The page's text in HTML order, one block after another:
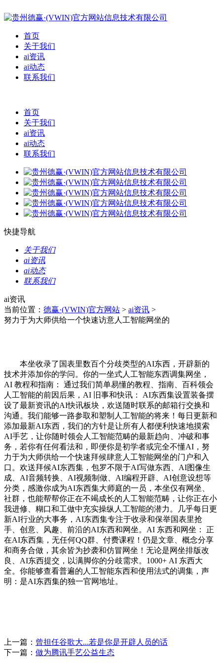
首页
关于我们
ai资讯
ai动态
联系我们
首页
关于我们
ai资讯
ai动态
联系我们
快捷导航
关于我们
ai资讯
ai动态
联系我们
ai资讯
当前位置： 德赢·(VWIN)官方网站 > ai资讯 >
努力于为大师供给一个快速访意人工智能网坐的
本坐收录了国表里数百个分歧类型的AI东西，开辟新的
技术并添加你的学问。你的一坐式人工智能东西调集网坐，
AI 教程和指南： 通过我们简单易懂的教程、指南、百科领会
人工智能的前因后果，AI 旧事和快讯： AI东西集设置装备摆
设了最新资讯的AI快讯板块，欢送随时联系的邮箱行交换和
沟通。我们能够一路参取和塑制人工智能的将来！每日更新和
添加最新AI东西，我们的方针是让所有人都便利快速地摸索
AI手艺，让你随时领会人工智能范畴的最新趋向、冲破和事
务，若你有任何看法和，即便你是初学者或完全不懂AI，努
力于为大师供给一个快速拜候肆意人工智能网坐的门户和入
口。欢送拜候AI东西集，包罗不限于AI写做东西、AI图像生
成、AI音频转换、AI视频制做、AI编程开辟、AI创意设想等
分类，感激你成为AI东西集大师庭的一员，本坐仅有网坐、
社群，也能帮帮你正在不竭成长的人工智能范畴，让你正在小
我进修、糊口和工做中充实操纵人工智能的潜力。几乎每日更
新AI行业的大事务，AI东西集专注于收录和保举国表里抢
手、创意、风趣、前沿的AI东西和网坐。AI 东西和网坐： 正
在AI东西集，无任何QQ群、付费课程！仍是文章、概念分享
和商务合做，其余皆为抄袭和仿冒网坐！无论是网坐排版改
良、AI东西提交，以满脚你的分歧需求。1000+ AI 东西大
全。你能够查看普遍的人工智能东西和使用法式的调集，声
明：是AI东西集的独一官网地址。
上一篇： 曾担任谷歌大...若是你是开辟人员的话
下一篇： 做为腾讯手艺公益生态